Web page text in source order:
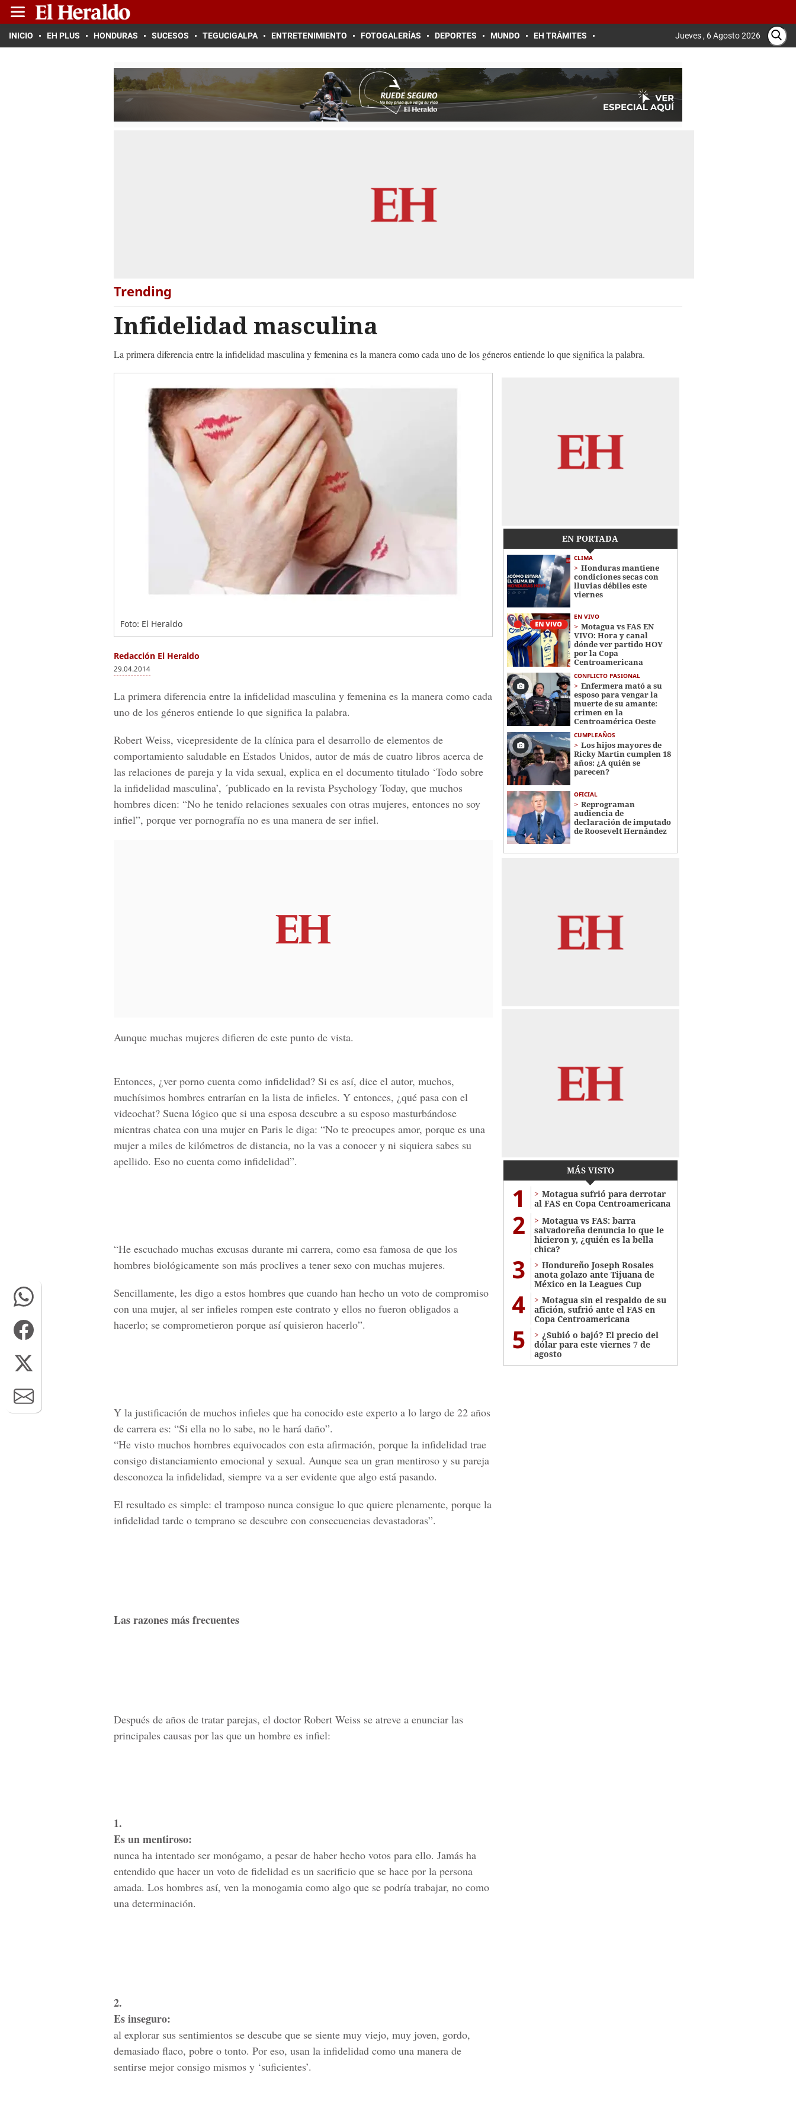
INICIO EH PLUS HONDURAS SUCESOS TEGUCIGALPA ENTRETENIMIENTO FOTOGALERÍAS DEPORTES MUNDO EH TRÁMITES Jueves , 6 Agosto 2026
Trending
Infidelidad masculina
La primera diferencia entre la infidelidad masculina y femenina es la manera como cada uno de los géneros entiende lo que significa la palabra.
Foto: El Heraldo
Redacción El Heraldo
29.04.2014
La primera diferencia entre la infidelidad masculina y femenina es la manera como cada
uno de los géneros entiende lo que significa la palabra.
Robert Weiss, vicepresidente de la clínica para el desarrollo de elementos de
comportamiento saludable en Estados Unidos, autor de más de cuatro libros acerca de
las relaciones de pareja y la vida sexual, explica en el documento titulado ‘Todo sobre
la infidelidad masculina’, ´publicado en la revista Psychology Today, que muchos
hombres dicen: “No he tenido relaciones sexuales con otras mujeres, entonces no soy
infiel”, porque ver pornografía no es una manera de ser infiel.
Aunque muchas mujeres difieren de este punto de vista.
Entonces, ¿ver porno cuenta como infidelidad? Si es así, dice el autor, muchos,
muchísimos hombres entrarían en la lista de infieles. Y entonces, ¿qué pasa con el
videochat? Suena lógico que si una esposa descubre a su esposo masturbándose
mientras chatea con una mujer en Paris le diga: “No te preocupes amor, porque es una
mujer a miles de kilómetros de distancia, no la vas a conocer y ni siquiera sabes su
apellido. Eso no cuenta como infidelidad”.
“He escuchado muchas excusas durante mi carrera, como esa famosa de que los
hombres biológicamente son más proclives a tener sexo con muchas mujeres.
Sencillamente, les digo a estos hombres que cuando han hecho un voto de compromiso
con una mujer, al ser infieles rompen este contrato y ellos no fueron obligados a
hacerlo; se comprometieron porque así quisieron hacerlo”.
Y la justificación de muchos infieles que ha conocido este experto a lo largo de 22 años
de carrera es: “Si ella no lo sabe, no le hará daño”.
“He visto muchos hombres equivocados con esta afirmación, porque la infidelidad trae
consigo distanciamiento emocional y sexual. Aunque sea un gran mentiroso y su pareja
desconozca la infidelidad, siempre va a ser evidente que algo está pasando.
El resultado es simple: el tramposo nunca consigue lo que quiere plenamente, porque la
infidelidad tarde o temprano se descubre con consecuencias devastadoras”.
Las razones más frecuentes
Después de años de tratar parejas, el doctor Robert Weiss se atreve a enunciar las
principales causas por las que un hombre es infiel:
1.
Es un mentiroso:
nunca ha intentado ser monógamo, a pesar de haber hecho votos para ello. Jamás ha
entendido que hacer un voto de fidelidad es un sacrificio que se hace por la persona
amada. Los hombres así, ven la monogamia como algo que se podría trabajar, no como
una determinación.
2.
Es inseguro:
al explorar sus sentimientos se descube que se siente muy viejo, muy joven, gordo,
demasiado flaco, pobre o tonto. Por eso, usan la infidelidad como una manera de
sentirse mejor consigo mismos y ‘suficientes’.
EN PORTADA
CLIMA
Honduras mantiene
condiciones secas con
lluvias débiles este
viernes
EN VIVO
Motagua vs FAS EN
VIVO: Hora y canal
dónde ver partido HOY
por la Copa
Centroamericana
CONFLICTO PASIONAL
Enfermera mató a su
esposo para vengar la
muerte de su amante:
crimen en la
Centroamérica Oeste
CUMPLEAÑOS
Los hijos mayores de
Ricky Martin cumplen 18
años: ¿A quién se
parecen?
OFICIAL
Reprograman
audiencia de
declaración de imputado
de Roosevelt Hernández
MÁS VISTO
1
Motagua sufrió para derrotar
al FAS en Copa Centroamericana
2
Motagua vs FAS: barra
salvadoreña denuncia lo que le
hicieron y, ¿quién es la bella
chica?
3
Hondureño Joseph Rosales
anota golazo ante Tijuana de
México en la Leagues Cup
4
Motagua sin el respaldo de su
afición, sufrió ante el FAS en
Copa Centroamericana
5
¿Subió o bajó? El precio del
dólar para este viernes 7 de
agosto